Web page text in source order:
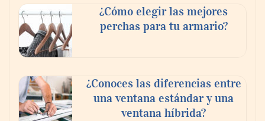
¿Cómo elegir las mejores
perchas para tu armario?
¿Conoces las diferencias entre
una ventana estándar y una
ventana híbrida?